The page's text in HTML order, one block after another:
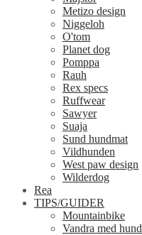
Metizo design
Niggeloh
O'tom
Planet dog
Pomppa
Rauh
Rex specs
Ruffwear
Sawyer
Suaja
Sund hundmat
Vildhunden
West paw design
Wilderdog
Rea
TIPS/GUIDER
Mountainbike
Vandra med hund